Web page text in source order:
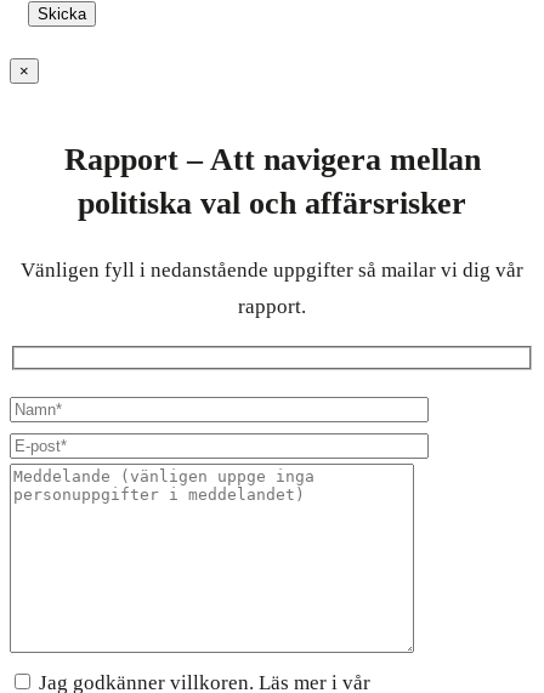
×
Rapport – Att navigera mellan
politiska val och affärsrisker
Vänligen fyll i nedanstående uppgifter så mailar vi dig vår
rapport.
Jag godkänner villkoren. Läs mer i vår